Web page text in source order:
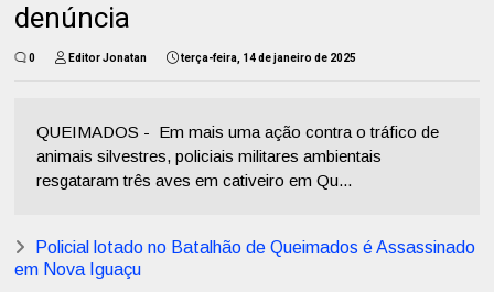
denúncia
0 Editor Jonatan terça-feira, 14 de janeiro de 2025
QUEIMADOS - Em mais uma ação contra o tráfico de
animais silvestres, policiais militares ambientais
resgataram três aves em cativeiro em Qu...
Policial lotado no Batalhão de Queimados é Assassinado
em Nova Iguaçu